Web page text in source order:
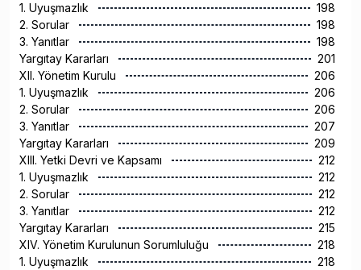
1. Uyuşmazlık
198
2. Sorular
198
3. Yanıtlar
198
Yargıtay Kararları
201
XII. Yönetim Kurulu
206
1. Uyuşmazlık
206
2. Sorular
206
3. Yanıtlar
207
Yargıtay Kararları
209
XIII. Yetki Devri ve Kapsamı
212
1. Uyuşmazlık
212
2. Sorular
212
3. Yanıtlar
212
Yargıtay Kararları
215
XIV. Yönetim Kurulunun Sorumluluğu
218
1. Uyuşmazlık
218